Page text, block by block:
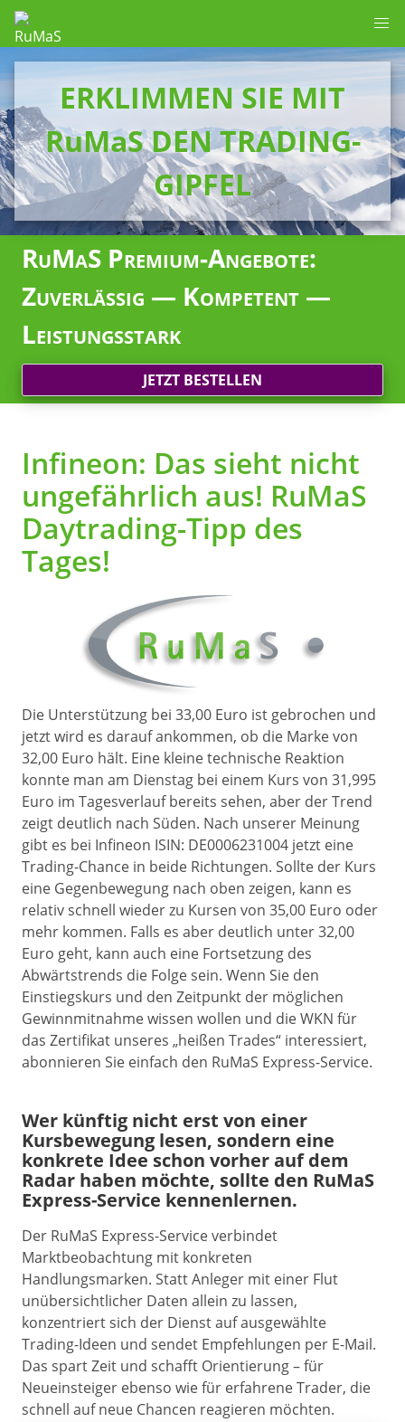
ERKLIMMEN SIE MIT
RuMaS DEN TRADING-
GIPFEL
RuMaS Premium-Angebote:
Zuverlässig — Kompetent —
Leistungsstark
JETZT BESTELLEN
Infineon: Das sieht nicht
ungefährlich aus! RuMaS
Daytrading-Tipp des
Tages!
Die Unterstützung bei 33,00 Euro ist gebrochen und
jetzt wird es darauf ankommen, ob die Marke von
32,00 Euro hält. Eine kleine technische Reaktion
konnte man am Dienstag bei einem Kurs von 31,995
Euro im Tagesverlauf bereits sehen, aber der Trend
zeigt deutlich nach Süden. Nach unserer Meinung
gibt es bei Infineon ISIN: DE0006231004 jetzt eine
Trading-Chance in beide Richtungen. Sollte der Kurs
eine Gegenbewegung nach oben zeigen, kann es
relativ schnell wieder zu Kursen von 35,00 Euro oder
mehr kommen. Falls es aber deutlich unter 32,00
Euro geht, kann auch eine Fortsetzung des
Abwärtstrends die Folge sein. Wenn Sie den
Einstiegskurs und den Zeitpunkt der möglichen
Gewinnmitnahme wissen wollen und die WKN für
das Zertifikat unseres „heißen Trades“ interessiert,
abonnieren Sie einfach den RuMaS Express-Service.
Wer künftig nicht erst von einer
Kursbewegung lesen, sondern eine
konkrete Idee schon vorher auf dem
Radar haben möchte, sollte den RuMaS
Express-Service kennenlernen.
Der RuMaS Express-Service verbindet
Marktbeobachtung mit konkreten
Handlungsmarken. Statt Anleger mit einer Flut
unübersichtlicher Daten allein zu lassen,
konzentriert sich der Dienst auf ausgewählte
Trading-Ideen und sendet Empfehlungen per E-Mail.
Das spart Zeit und schafft Orientierung – für
Neueinsteiger ebenso wie für erfahrene Trader, die
schnell auf neue Chancen reagieren möchten.